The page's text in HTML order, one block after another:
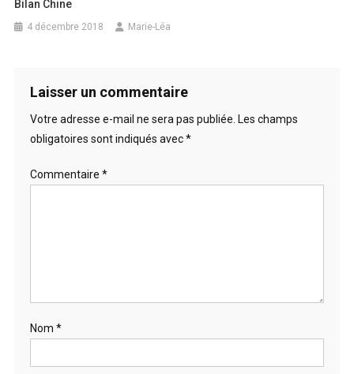
Bilan Chine
4 décembre 2018 Marie-Léa
Laisser un commentaire
Votre adresse e-mail ne sera pas publiée. Les champs
obligatoires sont indiqués avec*
Commentaire *
Nom *